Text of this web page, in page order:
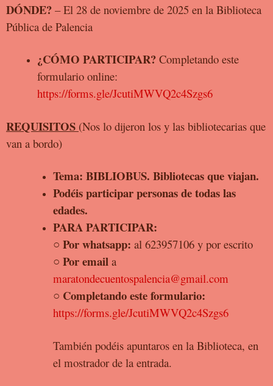
DÓNDE? – El 28 de noviembre de 2025 en la Biblioteca
Pública de Palencia
¿CÓMO PARTICIPAR? Completando este
formulario online:
https://forms.gle/JcutiMWVQ2c4Szgs6
REQUISITOS (Nos lo dijeron los y las bibliotecarias que
van a bordo)
Tema: BIBLIOBUS. Bibliotecas que viajan.
Podéis participar personas de todas las
edades.
PARA PARTICIPAR:
○ Por whatsapp: al 623957106y por escrito
○ Por email a
maratondecuentospalencia@gmail.com
○ Completando este formulario:
https://forms.gle/JcutiMWVQ2c4Szgs6
También podéis apuntaros en la Biblioteca, en
el mostrador de la entrada.